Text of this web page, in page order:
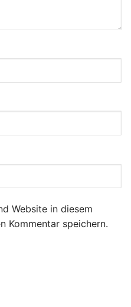
Website in diesem
Kommentar speichern.